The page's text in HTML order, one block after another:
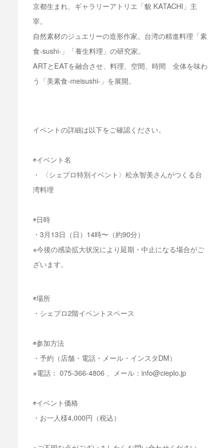
京都生まれ、ギャラリーアトリエ「貌 KATACHI」主
宰。
自然素材のジュエリーの造形作家。台湾の精進料理「素
食-sushi-」「養生料理」の研究家。
ARTとEATを融合させ、料理、空間、時間 全体を味わ
う「美素食-meisushi-」を展開。
イベントの詳細は以下をご確認ください。
◉イベント名
・ 〈シェプロ特別イベント〉松永智美さんがつくる台
湾料理
◉日時
・3月13日（日）14時〜（約90分）
※今後の感染拡大状況により延期・中止になる場合がご
ざいます。
◉場所
・シェプロ2階イベントスペース
◉参加方法
・予約（店舗・電話・メール・インスタDM）
※電話： 075-366-4806 、メール：info@cieplo.jp
◉イベント価格
・お一人様4,000円（税込）